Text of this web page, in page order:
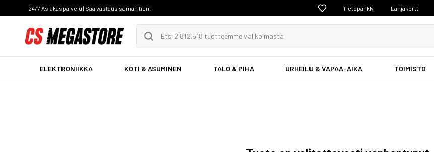
24/7 Asiakaspalvelu | Saa vastaus saman tien! Tietopankki Lahjakortti
ELEKTRONIIKKA KOTI & ASUMINEN TALO & PIHA URHEILU & VAPAA-AIKA TOIMISTO